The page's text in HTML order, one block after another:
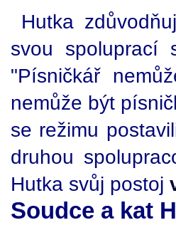
Hutka
svou spoluprací
"Písničkář
nemůže být
se režimu
druhou
Hutka svůj postoj
Soudce a kat